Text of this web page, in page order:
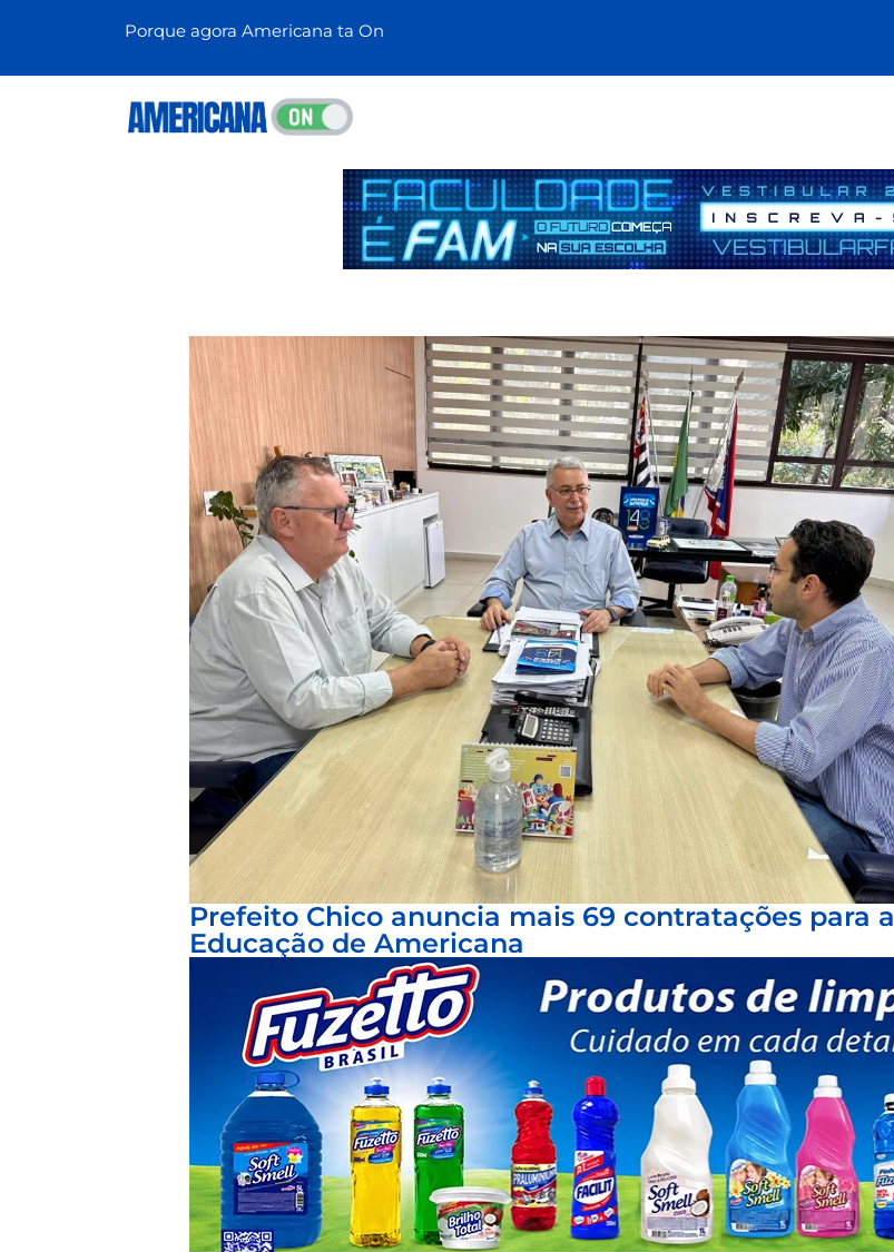
Porque agora Americana ta On
Prefeito Chico anuncia mais 69 contratações para a
Educação de Americana